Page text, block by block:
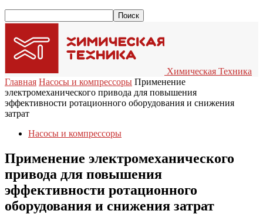
Химическая Техника
Главная Насосы и компрессоры Применение
электромеханического привода для повышения
эффективности ротационного оборудования и снижения
затрат
Насосы и компрессоры
Применение электромеханического
привода для повышения
эффективности ротационного
оборудования и снижения затрат